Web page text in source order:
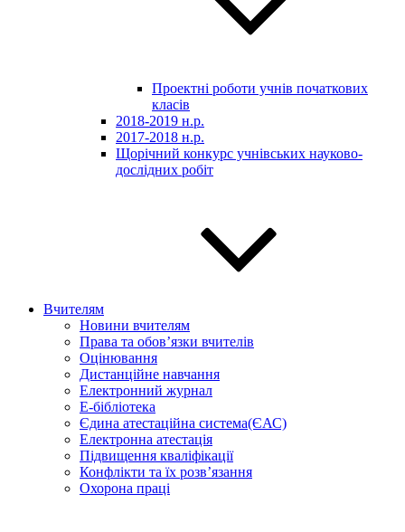
Проектні роботи учнів початкових
класів
2018-2019 н.р.
2017-2018 н.р.
Щорічний конкурс учнівських науково-
дослідних робіт
Вчителям
Новини вчителям
Права та обов’язки вчителів
Оцінювання
Дистанційне навчання
Електронний журнал
E-бібліотека
Єдина атестаційна система(ЄАС)
Електронна атестація
Підвищення кваліфікації
Конфлікти та їх розв’язання
Охорона праці